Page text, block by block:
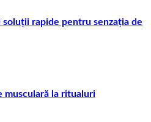
soluții rapide pentru senzația de
musculară la ritualuri